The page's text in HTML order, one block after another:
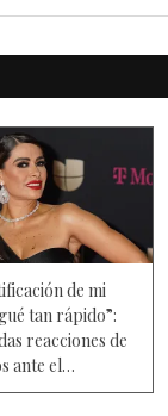
de mi
tan rápido”:
reacciones de
ante el
reality conducido